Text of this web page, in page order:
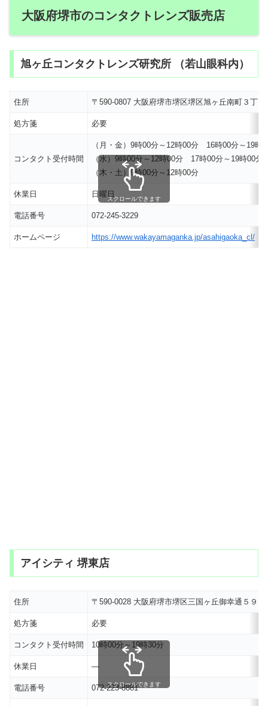
大阪府堺市のコンタクトレンズ販売店
旭ヶ丘コンタクトレンズ研究所 （若山眼科内）
住所 〒590-0807 大阪府堺市堺区堺区旭ヶ丘南町３丁
処方箋 必要
コンタクト受付時間
（月・金）9時00分～12時00分 16時00分～19時
（水）9時00分～12時00分 17時00分～19時00分
（木・土）9時00分～12時00分
休業日 日曜日
電話番号 072-245-3229
ホームページ https://www.wakayamaganka.jp/asahigaoka_cl/
スクロールできます
アイシティ 堺東店
住所 〒590-0028 大阪府堺市堺区三国ヶ丘御幸通５９
処方箋 必要
コンタクト受付時間 10時00分～19時30分
休業日 ―
電話番号 072-223-8881
スクロールできます